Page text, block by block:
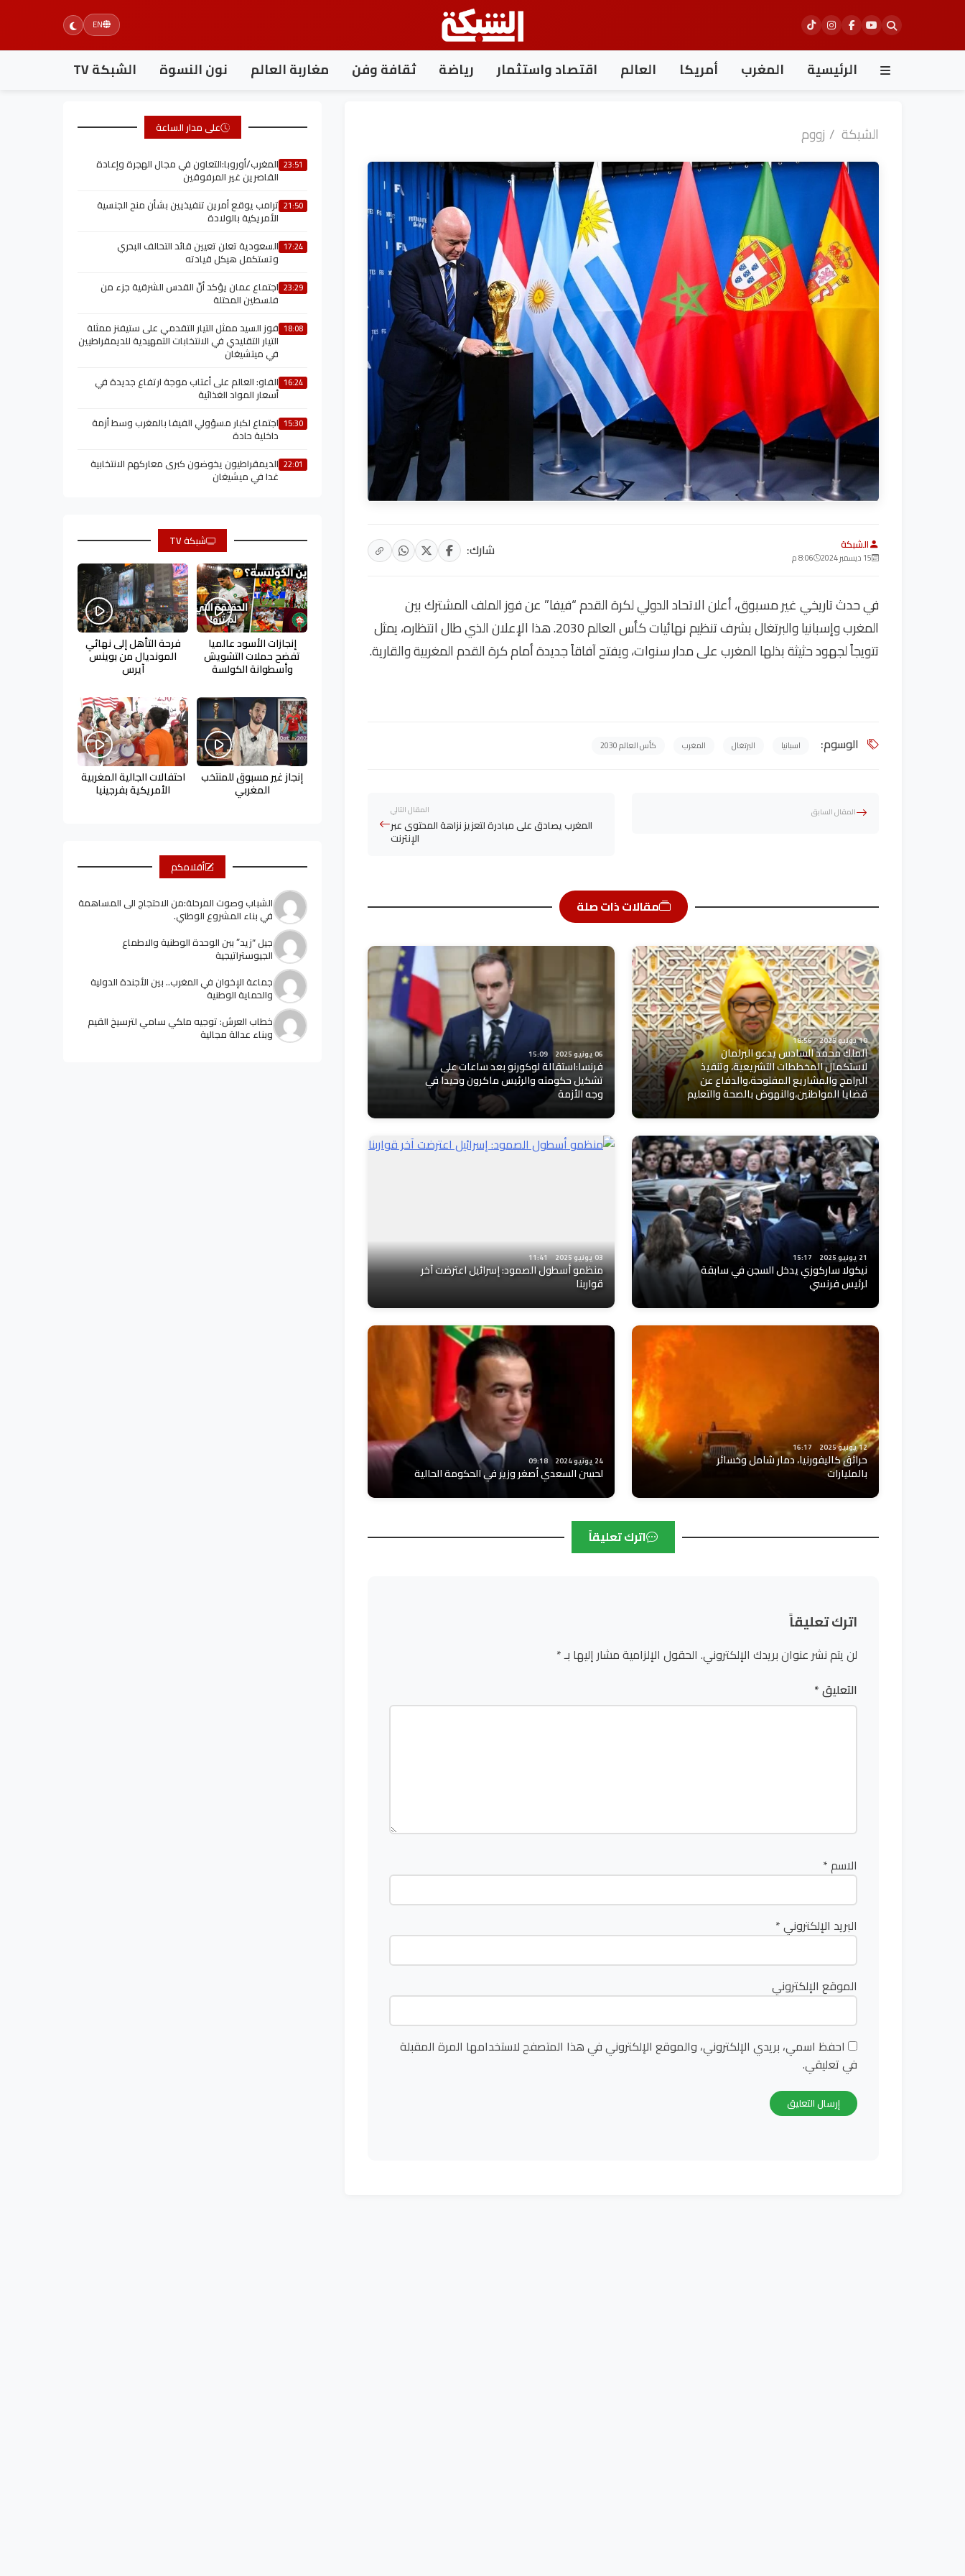
EN
الرئيسية المغرب أمريكا العالم اقتصاد واستثمار رياضة ثقافة وفن مغاربة العالم نون النسوة الشبكة TV
الشبكة / زووم
الشبكة
15 ديسمبر 2024 8:06 م شارك:
في حدث تاريخي غير مسبوق، أعلن الاتحاد الدولي لكرة القدم “فيفا” عن فوز الملف المشترك بين
المغرب وإسبانيا والبرتغال بشرف تنظيم نهائيات كأس العالم 2030. هذا الإعلان الذي طال انتظاره، يمثل
تتويجاً لجهود حثيثة بذلها المغرب على مدار سنوات، ويفتح آفاقاً جديدة أمام كرة القدم المغربية والقارية.
الوسوم: اسبانيا البرتغال المغرب كأس العالم 2030
المقال السابق المقال التالي
المغرب يصادق على مبادرة لتعزيز نزاهة المحتوى عبر
الإنترنت
مقالات ذات صلة
10 يونيو 2025 18:56
الملك محمد السادس يدعو البرلمان
لاستكمال المخططات التشريعية، وتنفيذ
البرامج والمشاريع المفتوحة،والدفاع عن
قضايا المواطنين،والنهوض بالصحة والتعليم
06 يونيو 2025 15:09
فرنسا:استقالة لوكورنو بعد ساعات على
تشكيل حكومته والرئيس ماكرون وحيدا في
وجه الأزمة
21 يونيو 2025 15:17
نيكولا ساركوزي يدخل السجن في سابقة
لرئيس فرنسي
03 يونيو 2025 11:41
منظمو أسطول الصمود: إسرائيل اعترضت آخر
قواربنا
12 يونيو 2025 16:17
حرائق كاليفورنيا، دمار شامل وخسائر
بالمليارات
24 يونيو 2024 09:18
لحسن السعدي أصغر وزير في الحكومة الحالية
اترك تعليقاً
اترك تعليقاً
لن يتم نشر عنوان بريدك الإلكتروني. الحقول الإلزامية مشار إليها بـ*
التعليق*
الاسم*
البريد الإلكتروني*
الموقع الإلكتروني
احفظ اسمي، بريدي الإلكتروني، والموقع الإلكتروني في هذا المتصفح لاستخدامها المرة المقبلة
في تعليقي.
على مدار الساعة
23:51 المغرب/أوروبا:التعاون في مجال الهجرة وإعادة
القاصرين غير المرفوقين
21:50 ترامب يوقع أمرين تنفيذيين بشأن منح الجنسية
الأمريكية بالولادة
17:24 السعودية تعلن تعيين قائد التحالف البحري
وتستكمل هيكل قيادته
23:29 اجتماع عمان يؤكد أنّ القدس الشرقية جزء من
فلسطين المحتلة
18:08 فوز السيد ممثل التيار التقدمي على ستيفنز ممثلة
التيار التقليدي في الانتخابات التمهيدية للديمقراطيين
في ميتشيغان
16:24 الفاو: العالم على أعتاب موجة ارتفاع جديدة في
أسعار المواد الغذائية
15:30 اجتماع لكبار مسؤولي الفيفا بالمغرب وسط أزمة
داخلية حادة
22:01 الديمقراطيون يخوضون كبرى معاركهم الانتخابية
غدا في ميشيغان
شبكة TV
إنجازات الأسود عالميا
تفضح حملات التشويش
وأسطوانة الكولسة
فرحة التأهل إلى نهائي
المونديال من بوينس
آيرس
إنجاز غير مسبوق للمنتخب
المغربي
احتفالات الجالية المغربية
الأمريكية بفرجينيا
أقلامكم
الشباب وصوت المرحلة:من الاحتجاج الى المساهمة
في بناء المشروع الوطني.
جيل “زيد” ببن الوحدة الوطنية والاطماع
الجيوستراتيجية
جماعة الإخوان في المغرب.. بين الأجندة الدولية
والحماية الوطنية
خطاب العرش: توجيه ملكي سامي لترسيخ القيم
وبناء عدالة مجالية